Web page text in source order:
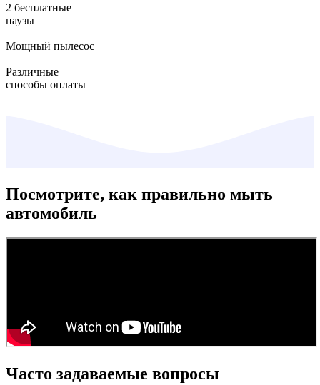
2 бесплатные
паузы
Мощный пылесос
Различные
способы оплаты
Посмотрите, как правильно мыть
автомобиль
Часто задаваемые вопросы